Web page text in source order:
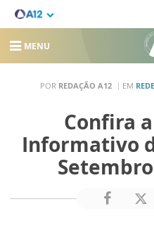
MENU
POR REDAÇÃO A12 EM
Confira
Informativo